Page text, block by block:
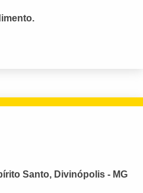
Santo, Divinópolis - MG